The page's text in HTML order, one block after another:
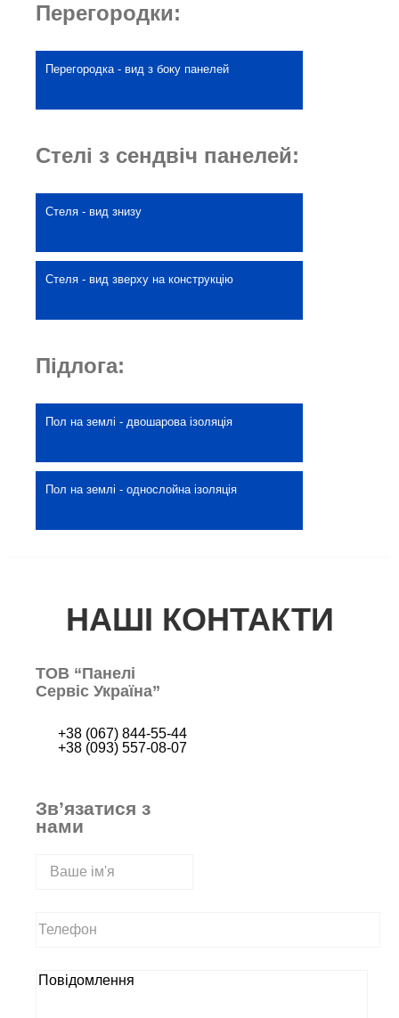
Перегородки:
Перегородка - вид з боку панелей
Стелі з сендвіч панелей:
Стеля - вид знизу
Стеля - вид зверху на конструкцію
Підлога:
Пол на землі - двошарова ізоляція
Пол на землі - однослойна ізоляція
НАШІ КОНТАКТИ
ТОВ “Панелі
Сервіс Україна”
+38 (067) 844-55-44
+38 (093) 557-08-07
Зв’язатися з
нами